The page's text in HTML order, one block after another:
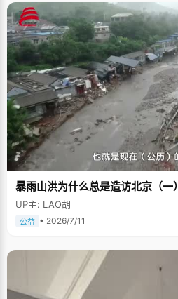
暴雨山洪为什么总是造访北京（一）
UP主: LAO胡
公益 • 2026/7/11